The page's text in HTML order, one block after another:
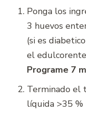
Ponga los
3 huevos
(si es
el
Programe 7
Terminado el
líquida >35 %